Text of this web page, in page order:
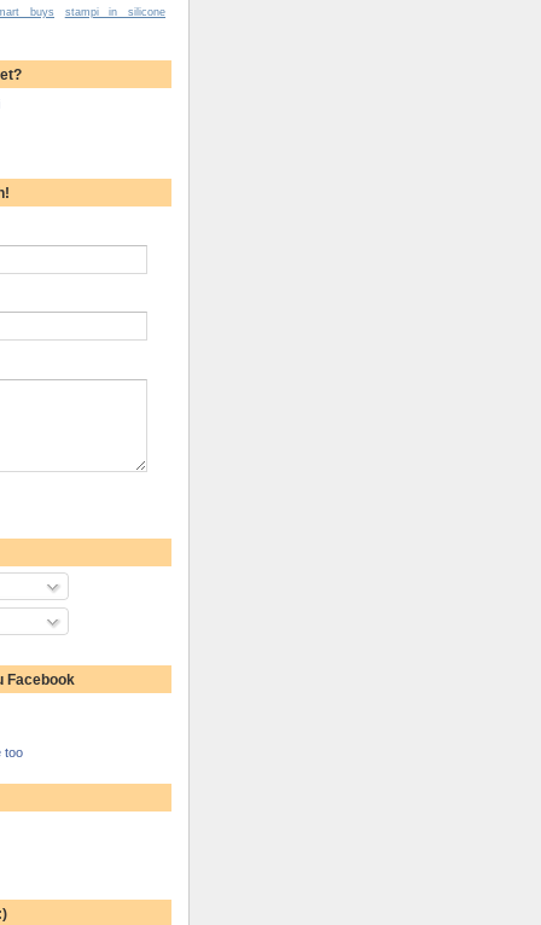
buys stampi in silicone
Facebook
too